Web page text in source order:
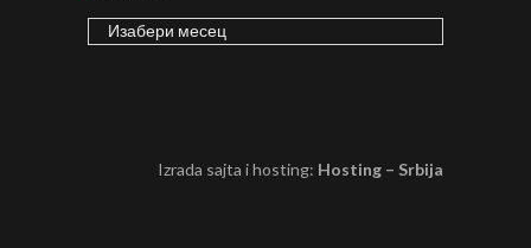
ARHIVA
Izrada sajta i hosting: Hosting – Srbija